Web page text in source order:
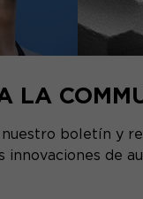
LA
nuestro boletín y
innovaciones de